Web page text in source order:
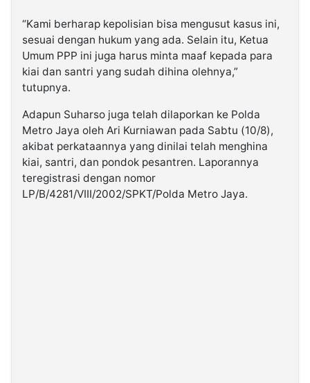
“Kami berharap kepolisian bisa mengusut kasus ini,
sesuai dengan hukum yang ada. Selain itu, Ketua
Umum PPP ini juga harus minta maaf kepada para
kiai dan santri yang sudah dihina olehnya,”
tutupnya.
Adapun Suharso juga telah dilaporkan ke Polda
Metro Jaya oleh Ari Kurniawan pada Sabtu (10/8),
akibat perkataannya yang dinilai telah menghina
kiai, santri, dan pondok pesantren. Laporannya
teregistrasi dengan nomor
LP/B/4281/VIII/2002/SPKT/Polda Metro Jaya.